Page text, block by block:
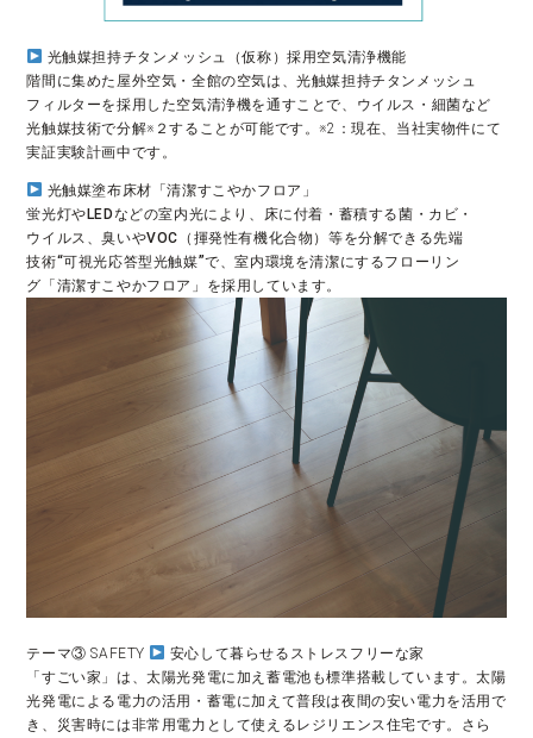
光触媒担持チタンメッシュ（仮称）採用空気清浄機能
階間に集めた屋外空気・全館の空気は、光触媒担持チタンメッシュ
フィルターを採用した空気清浄機を通すことで、ウイルス・細菌など
光触媒技術で分解※２することが可能です。※2：現在、当社実物件にて
実証実験計画中です。
光触媒塗布床材「清潔すこやかフロア」
蛍光灯やLEDなどの室内光により、床に付着・蓄積する菌・カビ・
ウイルス、臭いやVOC（揮発性有機化合物）等を分解できる先端
技術“可視光応答型光触媒”で、室内環境を清潔にするフローリン
グ「清潔すこやかフロア」を採用しています。
テーマ③ SAFETY
安心して暮らせるストレスフリーな家
「すごい家」は、太陽光発電に加え蓄電池も標準搭載しています。太陽
光発電による電力の活用・蓄電に加えて普段は夜間の安い電力を活用で
き、災害時には非常用電力として使えるレジリエンス住宅です。さら